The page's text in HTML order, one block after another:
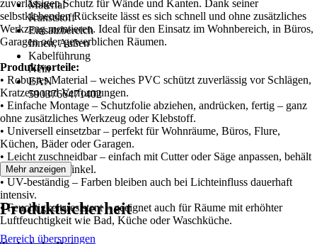
Material
Kunststoff
Einsatzbereich
Innen, Außen
Kabelführung
Nein
EAN
5903766471402
zuverlässigen Schutz für Wände und Kanten. Dank seiner
selbstklebenden Rückseite lässt es sich schnell und ohne zusätzliches
Werkzeug montieren. Ideal für den Einsatz im Wohnbereich, in Büros,
Garagen oder gewerblichen Räumen.
Produktvorteile:
• Robustes Material – weiches PVC schützt zuverlässig vor Schlägen,
Kratzern und Verformungen.
• Einfache Montage – Schutzfolie abziehen, andrücken, fertig – ganz
ohne zusätzliches Werkzeug oder Klebstoff.
• Universell einsetzbar – perfekt für Wohnräume, Büros, Flure,
Küchen, Bäder oder Garagen.
• Leicht zuschneidbar – einfach mit Cutter oder Säge anpassen, behält
sauberen 90°-Winkel.
• UV-beständig – Farben bleiben auch bei Lichteinfluss dauerhaft
intensiv.
• Feuchtigkeitsresistent – geeignet auch für Räume mit erhöhter
Luftfeuchtigkeit wie Bad, Küche oder Waschküche.
Mehr anzeigen
Produktsicherheit
Bereich überspringen